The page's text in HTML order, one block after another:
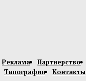
Реклама Партнерство
Типография
Контакты